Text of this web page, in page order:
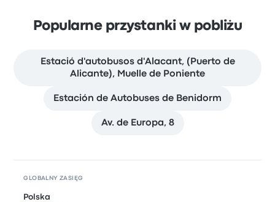
Popularne przystanki w pobliżu
Estació d'autobusos d'Alacant, (Puerto de
Alicante), Muelle de Poniente
Estación de Autobuses de Benidorm
Av. de Europa, 8
GLOBALNY ZASIĘG
Polska